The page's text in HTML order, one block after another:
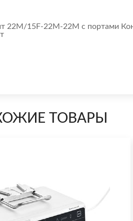
22М/15F-22М-22М с портами
ТОВАРЫ